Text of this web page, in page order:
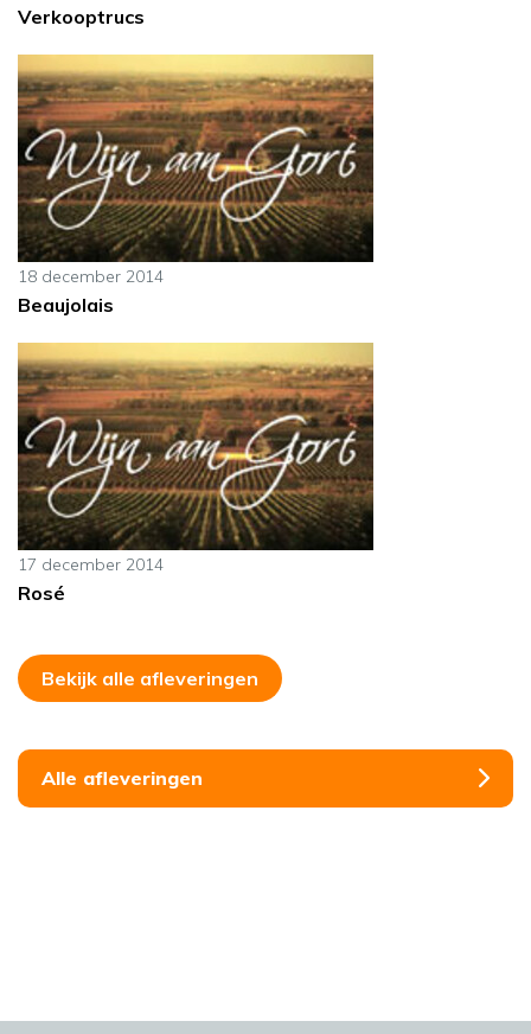
Verkooptrucs
18 december 2014
Beaujolais
17 december 2014
Rosé
Bekijk alle afleveringen
Alle afleveringen